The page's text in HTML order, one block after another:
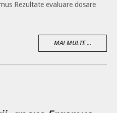
Rezultate evaluare dosare
MAI MULTE ...